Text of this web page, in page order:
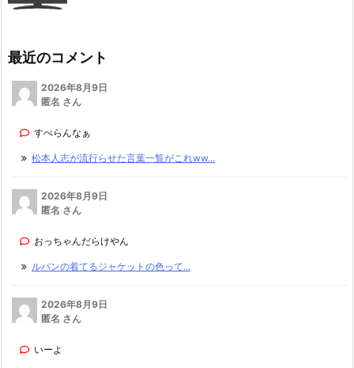
最近のコメント
2026年8月9日
匿名 さん
すべらんなぁ
松本人志が流行らせた言葉一覧がこれww...
2026年8月9日
匿名 さん
おっちゃんだらけやん
ルパンの着てるジャケットの色って...
2026年8月9日
匿名 さん
いーよ